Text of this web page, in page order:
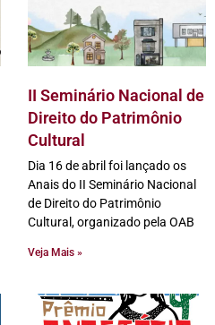
II Seminário Nacional de
Direito do Patrimônio
Cultural
Dia 16 de abril foi lançado os
Anais do II Seminário Nacional
de Direito do Patrimônio
Cultural, organizado pela OAB
Veja Mais »